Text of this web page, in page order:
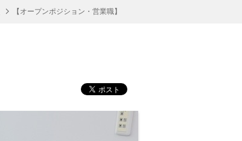
【オープンポジション・営業職】